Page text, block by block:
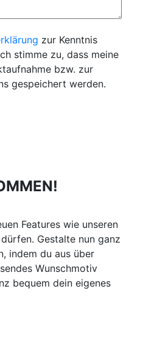
zur Kenntnis
stimme zu, dass meine
bzw. zur
gespeichert werden.
Features wie unseren
Gestalte nun ganz
indem du aus über
Wunschmotiv
bequem dein eigenes